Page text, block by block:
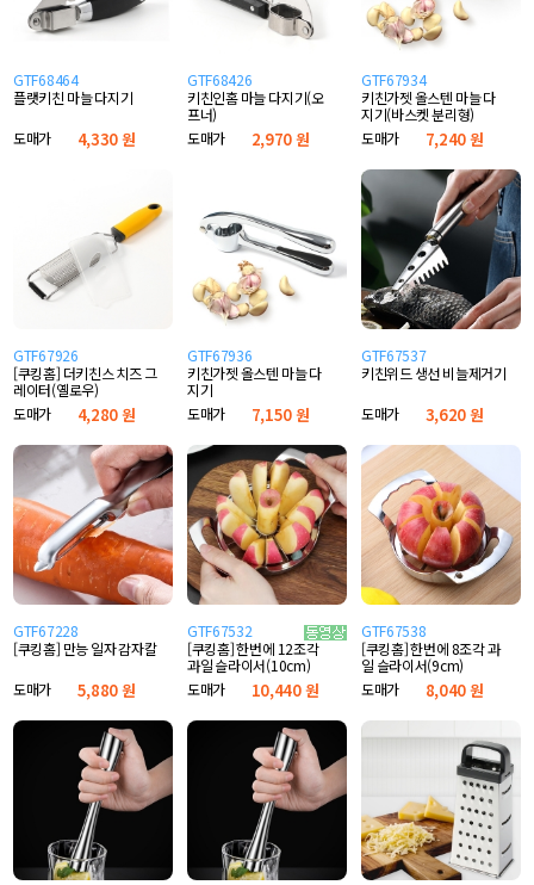
GTF68464
플랫키친 마늘 다지기
도매가
4,330 원
GTF68426
키친인홈 마늘 다지기(오
프너)
도매가
2,970 원
GTF67934
키친가젯 올스텐 마늘 다
지기(바스켓 분리형)
도매가
7,240 원
GTF67926
[쿠킹홈] 더키친스 치즈 그
레이터(옐로우)
도매가
4,280 원
GTF67936
키친가젯 올스텐 마늘 다
지기
도매가
7,150 원
GTF67537
키친위드 생선 비늘제거기
도매가
3,620 원
GTF67228
[쿠킹홈] 만능 일자 감자칼
도매가
5,880 원
GTF67532
[쿠킹홈] 한번에 12조각
과일 슬라이서(10cm)
도매가
10,440 원
GTF67538
[쿠킹홈] 한번에 8조각 과
일 슬라이서(9cm)
도매가
8,040 원